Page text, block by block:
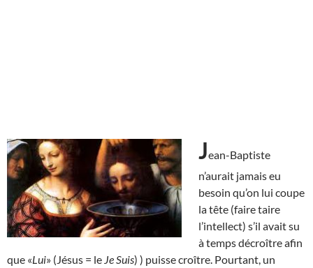
Jean-Baptiste
n’aurait jamais eu
besoin qu’on lui coupe
la tête (faire taire
l’intellect) s’il avait su
à temps décroître afin
que «Lui» (Jésus = le Je Suis) ) puisse croître. Pourtant, un